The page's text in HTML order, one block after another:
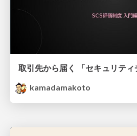
kamadamakoto